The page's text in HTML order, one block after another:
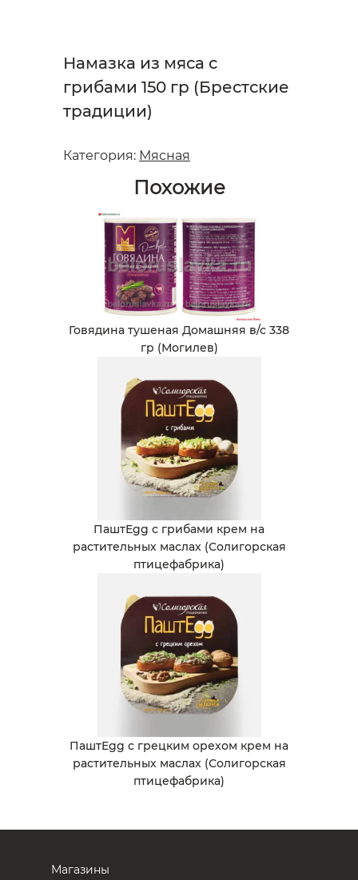
Намазка из мяса с
грибами 150 гр (Брестские
традиции)
Категория: Мясная
Похожие
Говядина тушеная Домашняя в/с 338
гр (Могилев)
ПаштEgg с грибами крем на
растительных маслах (Солигорская
птицефабрика)
ПаштEgg с грецким орехом крем на
растительных маслах (Солигорская
птицефабрика)
Магазины